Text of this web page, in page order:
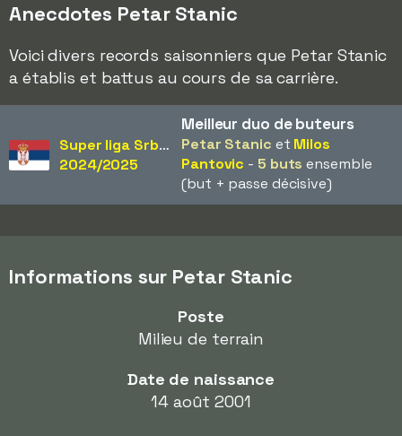
Anecdotes Petar Stanic
Voici divers records saisonniers que Petar Stanic
a établis et battus au cours de sa carrière.
Super liga Srbije
2024/2025
Meilleur duo de buteurs
Petar Stanic et Milos
Pantovic - 5 buts ensemble
(but + passe décisive)
Informations sur Petar Stanic
Poste
Milieu de terrain
Date de naissance
14 août 2001